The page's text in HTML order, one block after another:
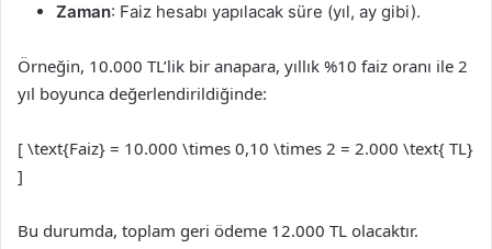
Zaman: Faiz hesabı yapılacak süre (yıl, ay gibi).
Örneğin, 10.000 TL’lik bir anapara, yıllık %10 faiz oranı ile 2
yıl boyunca değerlendirildiğinde:
[ \text{Faiz} = 10.000 \times 0,10 \times 2 = 2.000 \text{ TL}
]
Bu durumda, toplam geri ödeme 12.000 TL olacaktır.